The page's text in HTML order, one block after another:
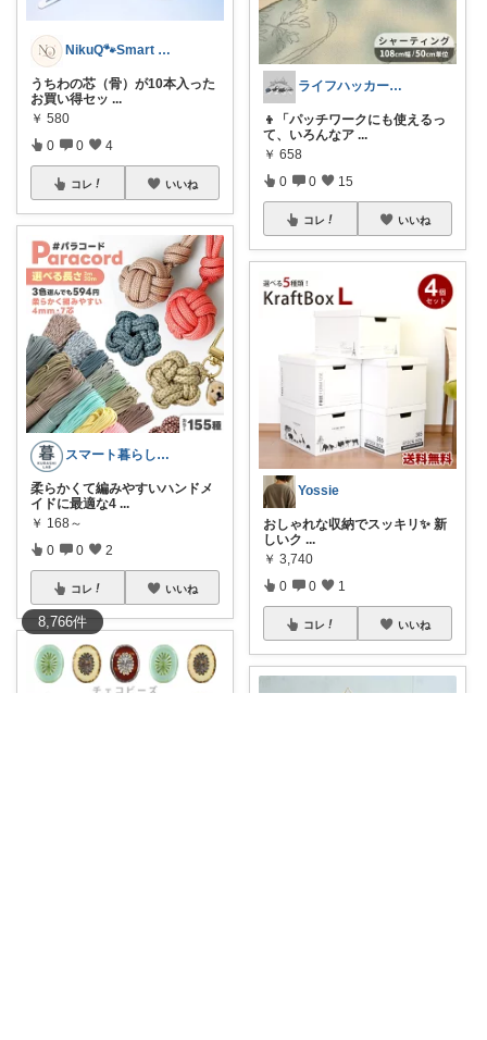
8,766件
NikuQ🐾Smart Choice
うちわの芯（骨）が10本入った
お買い得セッ ...
￥ 580
0 0 4
コレ いいね
スマート暮らしラボ
柔らかくて編みやすいハンドメ
イドに最適な4 ...
￥ 168～
0 0 2
コレ いいね
ライフハッカー🍀Beetle
👦「パッチワークにも使えるっ
て、いろんなア ...
￥ 658
0 0 15
コレ いいね
Yossie
おしゃれな収納でスッキリ✨ 新
しいク ...
￥ 3,740
0 0 1
コレ いいね